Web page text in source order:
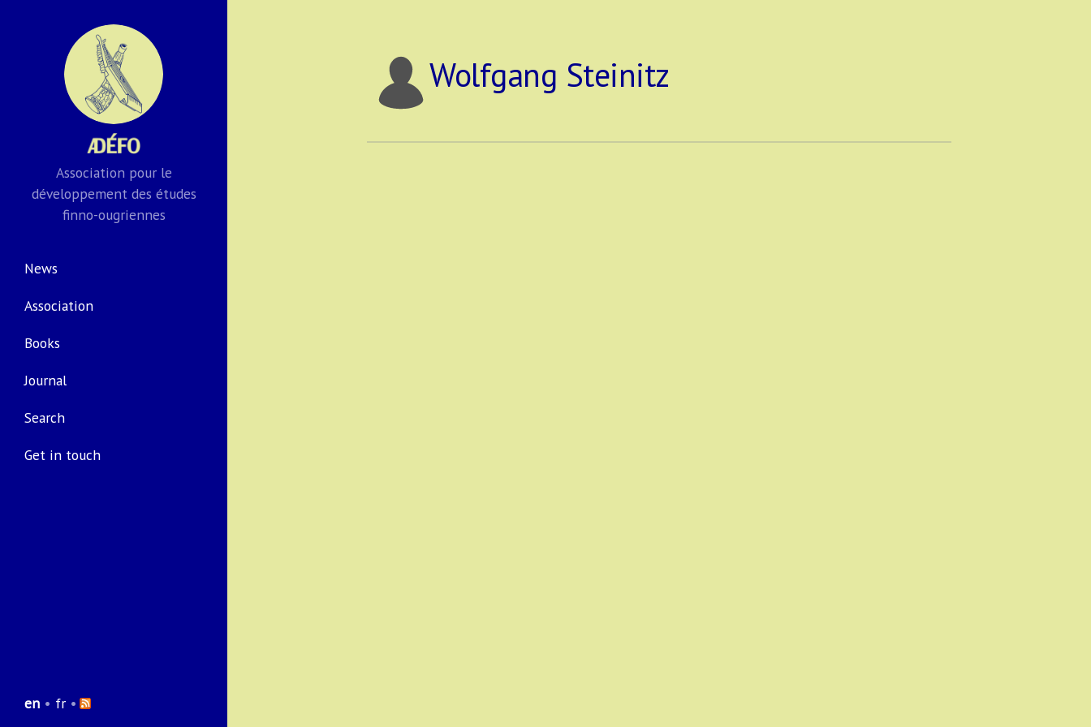
Association pour le
développement des études
finno-ougriennes
News
Association
Books
Journal
Search
Get in touch
en • fr •
Wolfgang Steinitz